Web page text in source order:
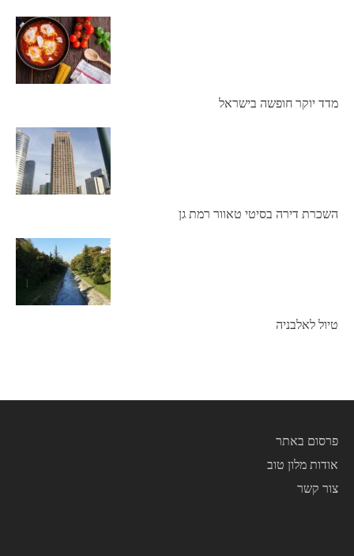
מדד יוקר חופשה בישראל
השכרת דירה בסיטי טאוור רמת גן
טיול לאלבניה
פרסום באתר
אודות מלון טוב
צור קשר